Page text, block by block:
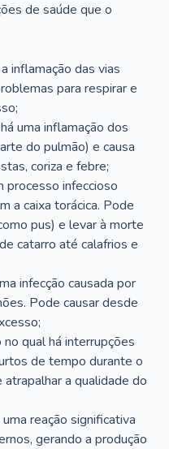
de saúde que o
inflamação das vias
para respirar e
uma inflamação dos
do pulmão) e causa
coriza e febre;
processo infeccioso
a caixa torácica. Pode
pus) e levar à morte
catarro até calafrios e
infecção causada por
Pode causar desde
qual há interrupções
de tempo durante o
atrapalhar a qualidade do
reação significativa
gerando a produção